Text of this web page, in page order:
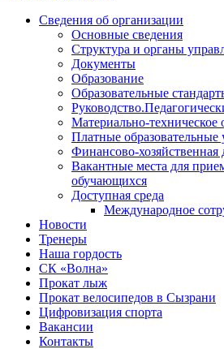
Сведения об организации
Основные сведения
Структура и органы
Документы
Образование
Образовательные
Материально-техническое
Платные образовательные
Финансово-хозяйственная
Вакантные места для
обучающихся
Доступная среда
Международное
Новости
Тренеры
Наша гордость
СК «Волна»
Прокат лыж
Прокат велосипедов в Сызрани
Цифровизация спорта
Вакансии
Контакты